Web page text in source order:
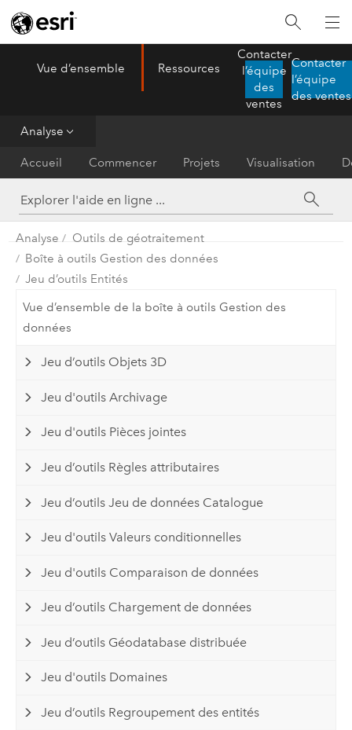
ArcGIS AllSource
Vue d’ensemble Ressources
Contacter
l’équipe
des
ventes
Contacter
l’équipe
des ventes
Analyse
Accueil Commencer Projets Visualisation
Analyse
Outils de géotraitement
Boîte à outils Gestion des données
Jeu d’outils Entités
Vue d’ensemble de la boîte à outils Gestion des
données
Jeu d’outils Objets 3D
Jeu d'outils Archivage
Jeu d'outils Pièces jointes
Jeu d’outils Règles attributaires
Jeu d’outils Jeu de données Catalogue
Jeu d'outils Valeurs conditionnelles
Jeu d'outils Comparaison de données
Jeu d’outils Chargement de données
Jeu d’outils Géodatabase distribuée
Jeu d'outils Domaines
Jeu d’outils Regroupement des entités